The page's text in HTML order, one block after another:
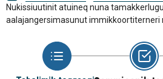
Nukissiuutinit atuineq nuna
aalajangersimasunut immikkoortiterneri